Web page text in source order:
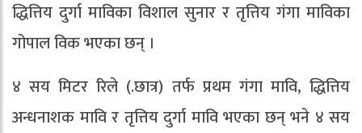
द्धित्तिय दुर्गा माविका विशाल सुनार र तृत्तिय गंगा माविका
गोपाल विक भएका छन् ।
४ सय मिटर रिले (.छात्र) तर्फ प्रथम गंगा मावि, द्धित्तिय
अन्धनाशक मावि र तृत्तिय दुर्गा मावि भएका छन् भने ४ सय